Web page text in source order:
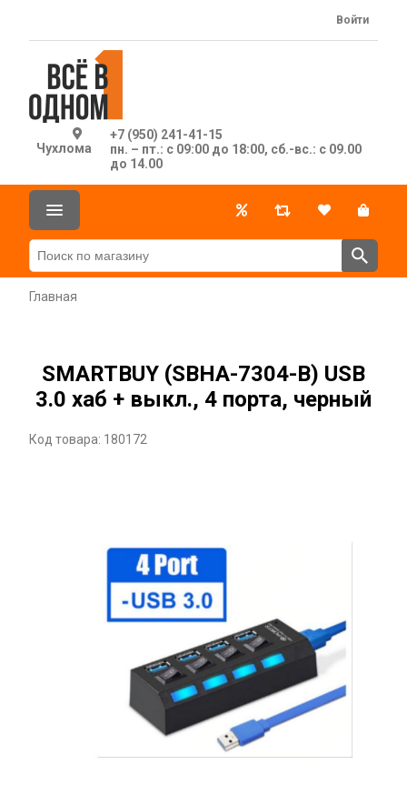
Чухлома
+7 (950) 241-41-15
пн. – пт.: с 09:00 до 18:00, сб.-вс.: с 09.00
до 14.00
Войти
Главная
SMARTBUY (SBHA-7304-B) USB
3.0 хаб + выкл., 4 порта, черный
Код товара: 180172